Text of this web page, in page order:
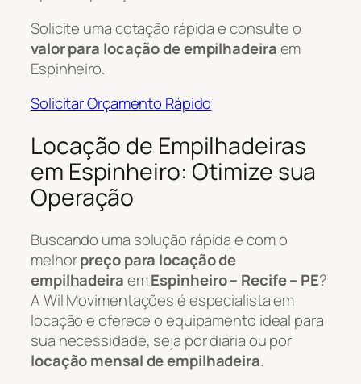
Solicite uma cotação rápida e consulte o
valor para locação de empilhadeiraem
Espinheiro.
Solicitar Orçamento Rápido
Locação de Empilhadeiras
em Espinheiro: Otimize sua
Operação
Buscando uma solução rápida e com o
melhorpreço para locação de
empilhadeiraemEspinheiro – Recife – PE?
A Wil Movimentações é especialista em
locação e oferece o equipamento ideal para
sua necessidade, seja por diária ou por
locação mensal de empilhadeira.